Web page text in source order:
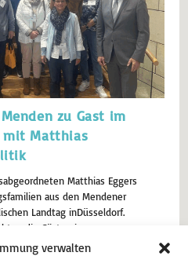
verwalten
zu Gast im
mit Matthias
Matthias Eggers
aus den Mendener
Landtag inDüsseldorf.
die Gäste einen
Tag im politischen Zentrum
durch das Parlamentsgebäude